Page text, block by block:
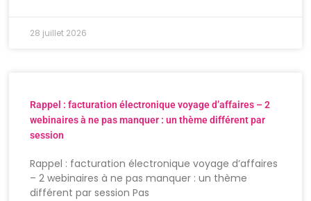
28 juillet 2026
Rappel : facturation électronique voyage d’affaires – 2
webinaires à ne pas manquer : un thème différent par
session
Rappel : facturation électronique voyage d’affaires
– 2 webinaires à ne pas manquer : un thème
différent par session Pas